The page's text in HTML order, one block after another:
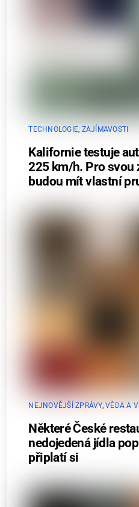
TECHNOLOGIE, ZAJÍMAVOSTI
Kalifornie testuje
225 km/h. Pro svou
budou mít vlastní
NEJNOVĚJŠÍ ZPRÁVY,VĚDA A
Některé České
nedojedená jídla
připlatí si